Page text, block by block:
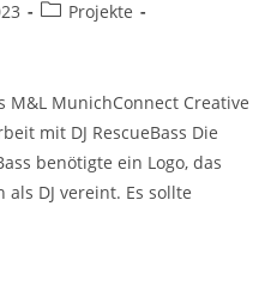
Projekte
M&L MunichConnect Creative
mit DJ RescueBass Die
benötigte ein Logo, das
DJ vereint. Es sollte